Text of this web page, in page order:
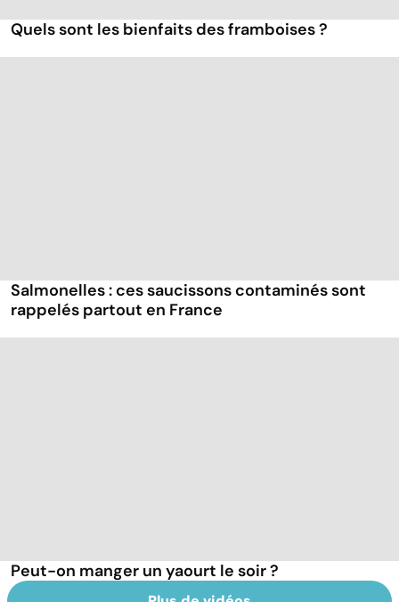
Quels sont les bienfaits des framboises ?
Salmonelles : ces saucissons contaminés sont
rappelés partout en France
Peut-on manger un yaourt le soir ?